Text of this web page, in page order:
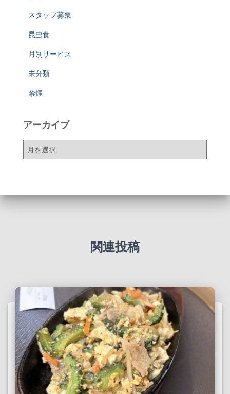
スタッフ募集
昆虫食
月別サービス
未分類
禁煙
アーカイブ
ア
ー
関連投稿